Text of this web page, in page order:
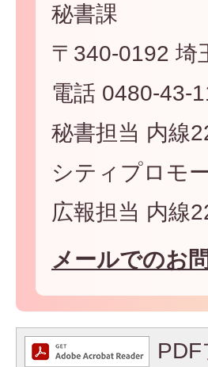
秘書課
〒340-0192 埼
電話 0480-43-
秘書担当 内線
シティプロモ
広報担当 内線
メールでのお